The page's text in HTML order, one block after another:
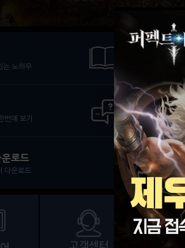
는 노하우
번에 보기
로드
다운로드
고객센터
조
사용
전투
전투
창을
주로
다수
돌진